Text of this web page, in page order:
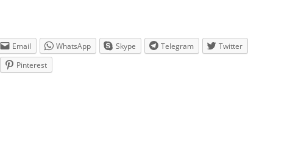
Email WhatsApp Skype Telegram
Twitter
Pinterest